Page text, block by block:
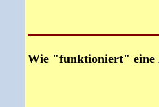
Wie "funktioniert" eine